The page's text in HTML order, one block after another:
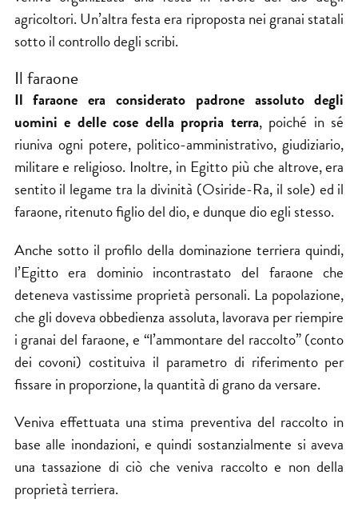
agricoltori. Un’altra festa era riproposta nei granai statali
sotto il controllo degli scribi.
Il faraone
Il faraone era considerato padrone assoluto degli
uomini e delle cose della propria terra, poiché in sé
riuniva ogni potere, politico-amministrativo, giudiziario,
militare e religioso. Inoltre, in Egitto più che altrove, era
sentito il legame tra la divinità (Osiride-Ra, il sole) ed il
faraone, ritenuto figlio del dio, e dunque dio egli stesso.
Anche sotto il profilo della dominazione terriera quindi,
l’Egitto era dominio incontrastato del faraone che
deteneva vastissime proprietà personali. La popolazione,
che gli doveva obbedienza assoluta, lavorava per riempire
i granai del faraone, e “l’ammontare del raccolto” (conto
dei covoni) costituiva il parametro di riferimento per
fissare in proporzione, la quantità di grano da versare.
Veniva effettuata una stima preventiva del raccolto in
base alle inondazioni, e quindi sostanzialmente si aveva
una tassazione di ciò che veniva raccolto e non della
proprietà terriera.